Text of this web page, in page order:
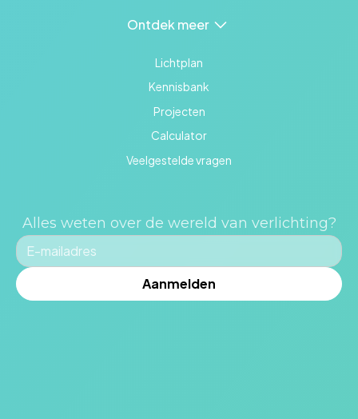
Ontdek meer
Lichtplan
Kennisbank
Projecten
Calculator
Veelgestelde vragen
Alles weten over de wereld van verlichting?